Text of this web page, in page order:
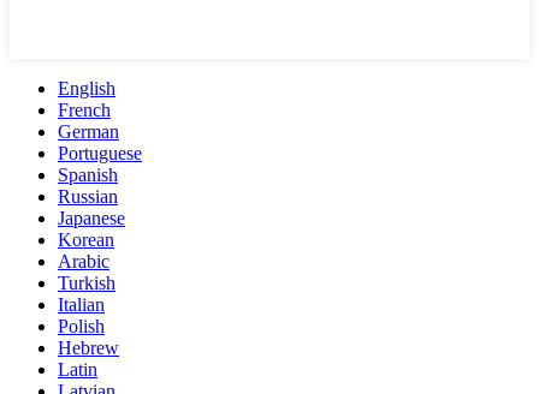
English
French
German
Portuguese
Spanish
Russian
Japanese
Korean
Arabic
Turkish
Italian
Polish
Hebrew
Latin